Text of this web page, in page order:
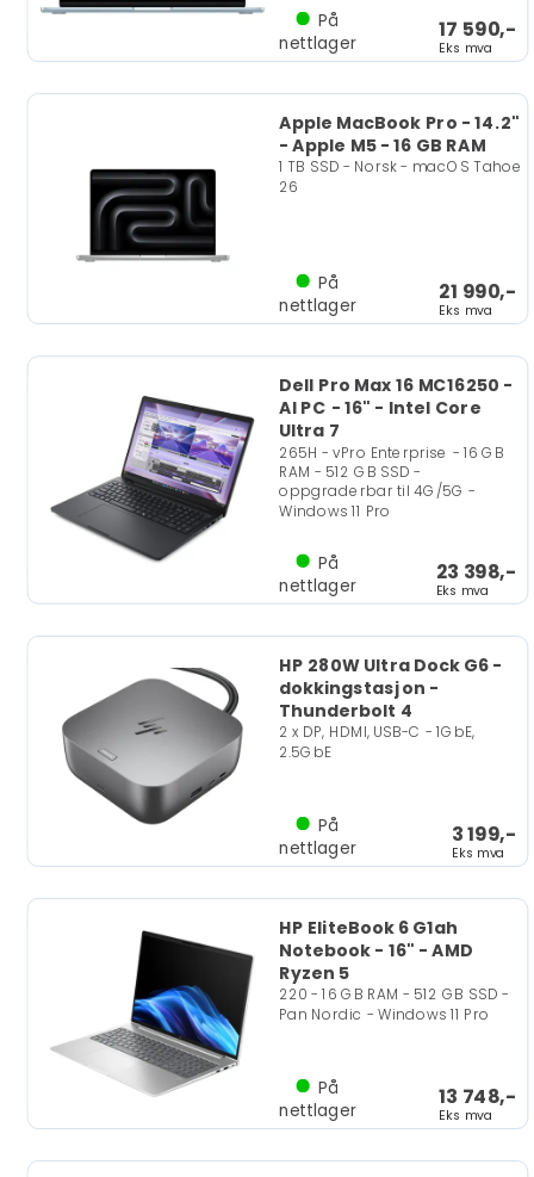
17 590,-
Eks mva
På
nettlager
Apple MacBook Pro - 14.2"
- Apple M5 - 16 GB RAM
1 TB SSD - Norsk - macOS Tahoe
26
21 990,-
Eks mva
På
nettlager
Dell Pro Max 16 MC16250 -
AI PC - 16" - Intel Core
Ultra 7
265H - vPro Enterprise - 16 GB
RAM - 512 GB SSD -
oppgraderbar til 4G/5G -
Windows 11 Pro
23 398,-
Eks mva
På
nettlager
HP 280W Ultra Dock G6 -
dokkingstasjon -
Thunderbolt 4
2 x DP, HDMI, USB-C - 1GbE,
2.5GbE
3 199,-
Eks mva
På
nettlager
HP EliteBook 6 G1ah
Notebook - 16" - AMD
Ryzen 5
220 - 16 GB RAM - 512 GB SSD -
Pan Nordic - Windows 11 Pro
13 748,-
Eks mva
På
nettlager